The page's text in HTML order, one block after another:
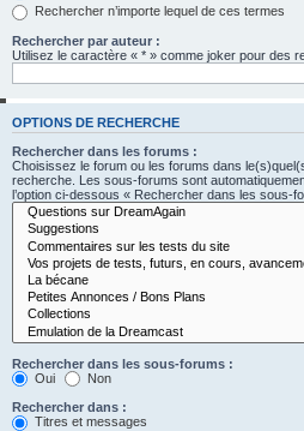
Rechercher n’importe lequel de ces termes
Rechercher par auteur :
Utilisez le caractère « * » comme joker pour des
OPTIONS DE RECHERCHE
Rechercher dans les forums :
Choisissez le forum ou les forums dans
recherche. Les sous-forums sont
l’option ci-dessous « Rechercher dans les sous-
Rechercher dans les sous-forums :
Oui
Non
Rechercher dans :
Titres et messages